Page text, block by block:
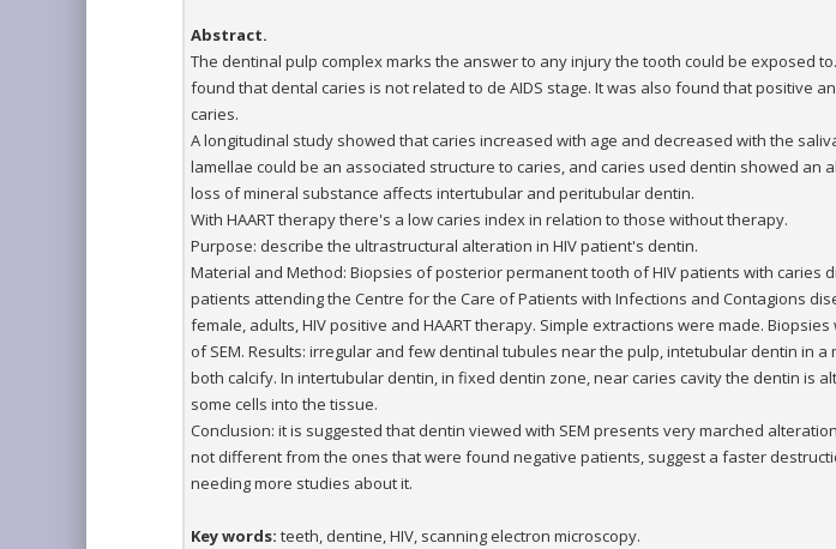
Abstract.
The dentinal pulp complex marks the answer to any injury the tooth could be exposed
found that dental caries is not related to de AIDS stage. It was also found that positive
caries.
A longitudinal study showed that caries increased with age and decreased with the
lamellae could be an associated structure to caries, and caries used dentin showed an
loss of mineral substance affects intertubular and peritubular dentin.
With HAART therapy there's a low caries index in relation to those without therapy.
Purpose: describe the ultrastructural alteration in HIV patient's dentin.
Material and Method: Biopsies of posterior permanent tooth of HIV patients with caries
patients attending the Centre for the Care of Patients with Infections and Contagions
female, adults, HIV positive and HAART therapy. Simple extractions were made.
of SEM. Results: irregular and few dentinal tubules near the pulp, intetubular dentin in
both calcify. In intertubular dentin, in fixed dentin zone, near caries cavity the dentin is
some cells into the tissue.
Conclusion: it is suggested that dentin viewed with SEM presents very marched
not different from the ones that were found negative patients, suggest a faster
needing more studies about it.
Key words: teeth, dentine, HIV, scanning electron microscopy.